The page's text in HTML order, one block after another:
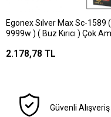
Egonex Sılver Max Sc-1589 (
9999w ) ( Buz Kırıcı ) Çok
Bıçaklı= 2lt & 0.5lt ) ( 32000
2.178,78 TL
Güvenli Alışveriş